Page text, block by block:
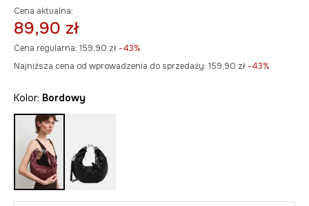
Cena aktualna:
89,90 zł
Cena regularna: 159,90 zł -43%
Najniższa cena od wprowadzenia do sprzedaży: 159,90 zł -43%
Kolor: bordowy